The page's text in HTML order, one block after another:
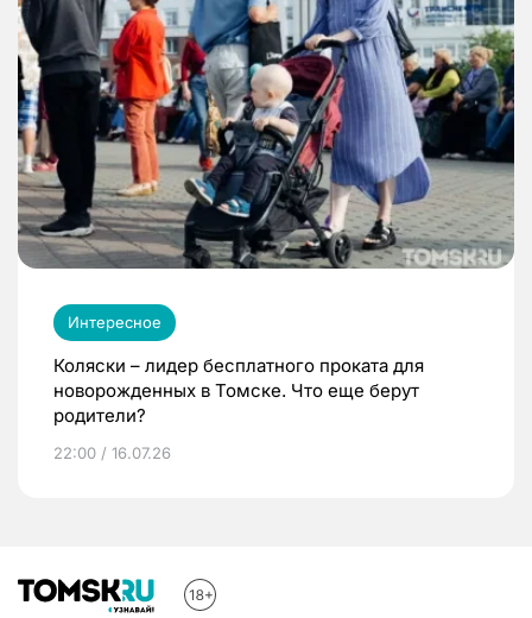
Интересное
Коляски – лидер бесплатного проката для
новорожденных в Томске. Что еще берут
родители?
22:00 / 16.07.26